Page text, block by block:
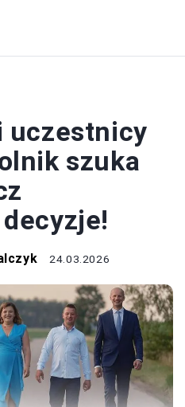
uczestnicy
szuka
24.03.2026